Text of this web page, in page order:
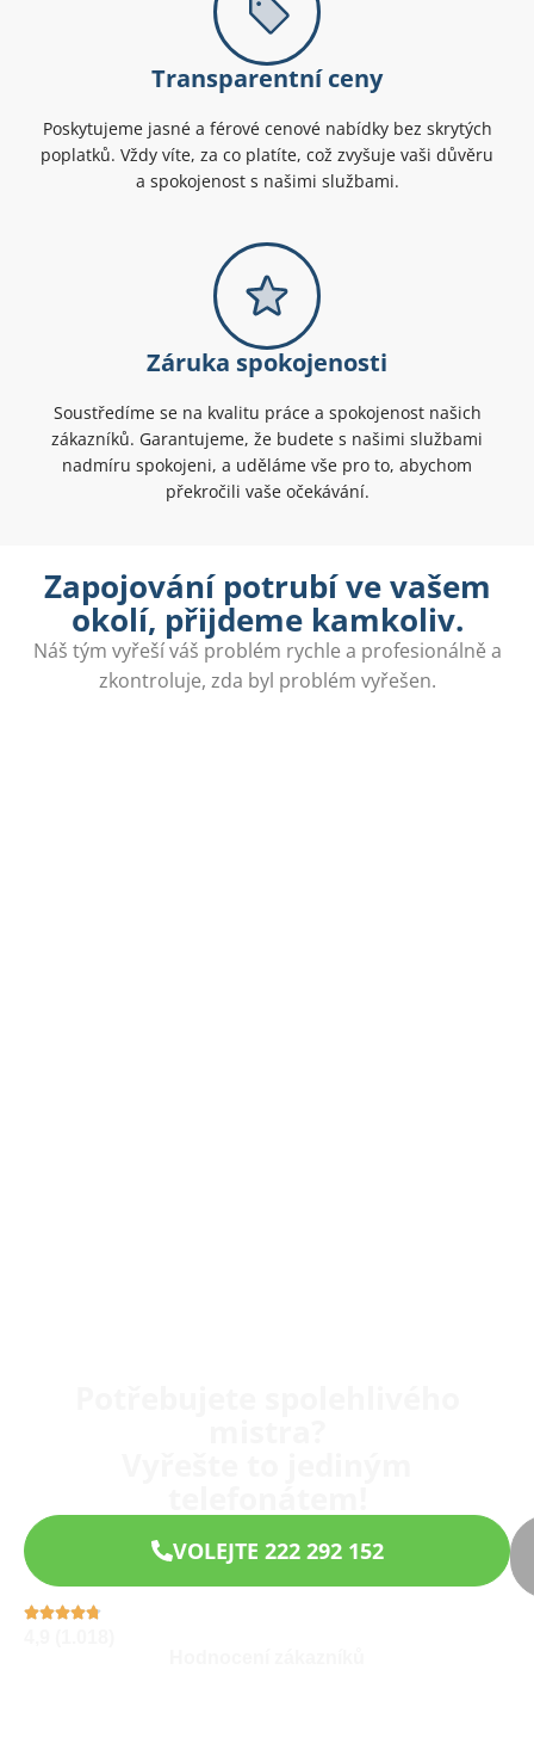
Transparentní ceny
Poskytujeme jasné a férové cenové nabídky bez skrytých
poplatků. Vždy víte, za co platíte, což zvyšuje vaši důvěru
a spokojenost s našimi službami.
Záruka spokojenosti
Soustředíme se na kvalitu práce a spokojenost našich
zákazníků. Garantujeme, že budete s našimi službami
nadmíru spokojeni, a uděláme vše pro to, abychom
překročili vaše očekávání.
Zapojování potrubí ve vašem
okolí, přijdeme kamkoliv.
Náš tým vyřeší váš problém rychle a profesionálně a
zkontroluje, zda byl problém vyřešen.
VOLEJTE 222 292 152